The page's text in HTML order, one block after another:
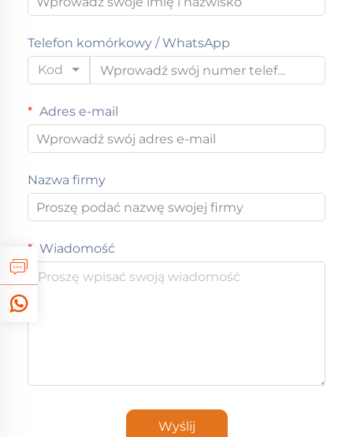
Telefon komórkowy / WhatsApp
Kod
Adres e-mail
Nazwa firmy
Wiadomość
Wyślij